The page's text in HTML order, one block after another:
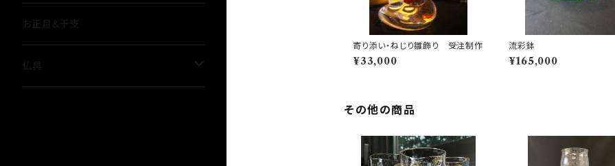
寄り添い・ねじり雛飾り 受注制作
¥33,000
流彩鉢
¥165,000
その他の商品
お正月＆干支
仏具